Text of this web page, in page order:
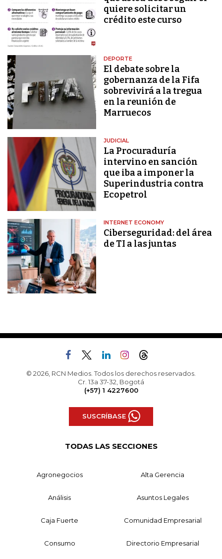
quiere solicitar un
crédito este curso
DEPORTE
El debate sobre la
gobernanza de la Fifa
sobrevivirá a la tregua
en la reunión de
Marruecos
JUDICIAL
La Procuraduría
intervino en sanción
que iba a imponer la
Superindustria contra
Ecopetrol
INTERNET ECONOMY
Ciberseguridad: del área
de TI a las juntas
© 2026, RCN Medios. Todos los derechos reservados.
Cr. 13a 37-32, Bogotá
(+57) 1 4227600
SUSCRÍBASE
TODAS LAS SECCIONES
Agronegocios Alta Gerencia
Análisis Asuntos Legales
Caja Fuerte Comunidad Empresarial
Consumo Directorio Empresarial